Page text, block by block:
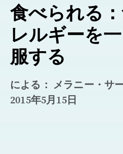
食べられる
レルギーを
服する
による： メラニー・サ
2015年5月15日